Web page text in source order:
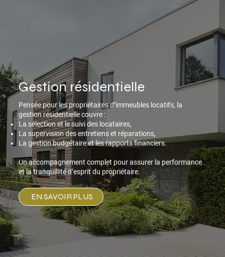
Gestion résidentielle
Pensée pour les propriétaires d’immeubles locatifs, la
gestion résidentielle couvre :
La sélection et le suivi des locataires,
La supervision des entretiens et réparations,
La gestion budgétaire et les rapports financiers.
Un accompagnement complet pour assurer la performance
et la tranquillité d’esprit du propriétaire.
EN SAVOIR PLUS